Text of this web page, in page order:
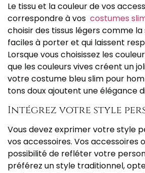
Le tissu et la couleur de vos
correspondre à vos costumes
choisir des tissus légers comme
faciles à porter et qui laissent
Lorsque vous choisissez les
que les couleurs vives créent un
votre costume bleu slim pour
tons doux ajoutent une élégance
Intégrez votre style
Vous devez exprimer votre style
vos accessoires. Vos accessoires
possibilité de refléter votre
préférez un style traditionnel,